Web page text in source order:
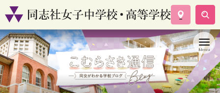
学校案内
コース紹介
学校生活
入試情報